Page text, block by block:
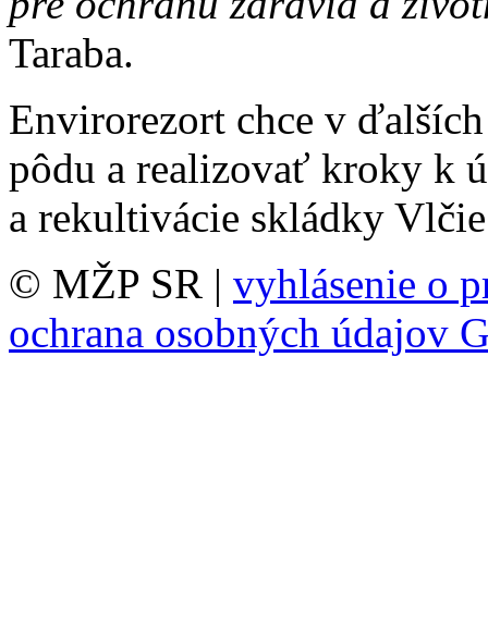
Taraba.
Envirorezort chce v
pôdu a realizovať kroky k
a rekultivácie skládky
© MŽP SR | vyhlásenie o
ochrana osobných údajov